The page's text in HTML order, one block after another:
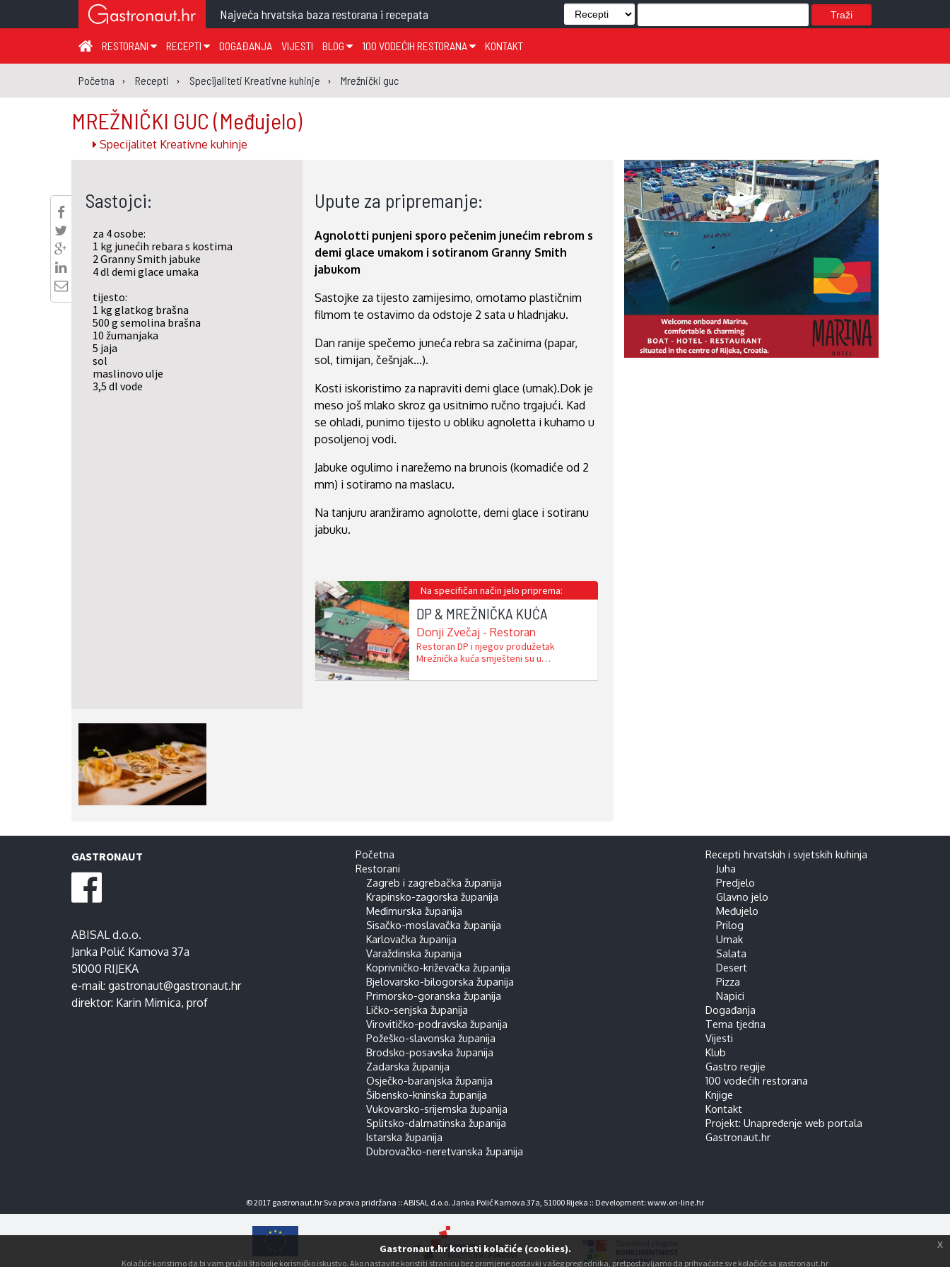
Najveća hrvatska baza restorana i recepata Traži
RESTORANI
ZAGREB I ZAGREBAČKA ŽUPANIJA
KRAPINSKO-ZAGORSKA ŽUPANIJA
MEĐIMURSKA ŽUPANIJA
SISAČKO-MOSLAVAČKA ŽUPANIJA
KARLOVAČKA ŽUPANIJA
KOPRIVNIČKO-KRIŽEVAČKA ŽUPANIJA
VIROVITIČKO-PODRAVSKA ŽUPANIJA
POŽEŠKO-SLAVONSKA ŽUPANIJA
OSJEČKO-BARANJSKA ŽUPANIJA
ŠIBENSKO-KNINSKA ŽUPANIJA
VUKOVARSKO-SRIJEMSKA ŽUPANIJA
ISTARSKA ŽUPANIJA
DUBROVAČKO-NERETVANSKA ŽUPANIJA
RECEPTI
JUHA
PREDJELO
GLAVNO JELO
MEĐUJELO
PRILOG
SALATA
DOGAĐANJA VIJESTI BLOG
TEMA TJEDNA
KLUB
GASTRO REGIJE
100 VODEĆIH RESTORANA
GLASANJE
KONTAKT
Početna Recepti Specijaliteti Kreativne kuhinje Mrežnički guc
MREŽNIČKI GUC (Međujelo)
Specijalitet Kreativne kuhinje
Sastojci:
za 4 osobe:
1 kg junećih rebara s kostima
2 Granny Smith jabuke
4 dl demi glace umaka
tijesto:
1 kg glatkog brašna
500 g semolina brašna
10 žumanjaka
5 jaja
sol
maslinovo ulje
3,5 dl vode
Upute za pripremanje:
Agnolotti punjeni sporo pečenim junećim rebrom s
demi glace umakom i sotiranom Granny Smith
jabukom
Sastojke za tijesto zamijesimo, omotamo plastičnim
filmom te ostavimo da odstoje 2 sata u hladnjaku.
Dan ranije spečemo juneća rebra sa začinima (papar,
sol, timijan, češnjak...).
Kosti iskoristimo za napraviti demi glace (umak).Dok je
meso još mlako skroz ga usitnimo ručno trgajući. Kad
se ohladi, punimo tijesto u obliku agnoletta i kuhamo u
posoljenoj vodi.
Jabuke ogulimo i narežemo na brunois (komadiće od 2
mm) i sotiramo na maslacu.
Na tanjuru aranžiramo agnolotte, demi glace i sotiranu
jabuku.
Na specifičan način jelo priprema:
DP & MREŽNIČKA KUĆA
Donji Zvečaj - Restoran
Restoran DP i njegov produžetak
Mrežnička kuća smješteni su u
Rese na obalama prekrasne rijeke
GASTRONAUT
ABISAL d.o.o.
Janka Polić Kamova 37a
51000 RIJEKA
e-mail: gastronaut@gastronaut.hr
direktor: Karin Mimica, prof
Početna
Restorani
Zagreb i zagrebačka županija
Krapinsko-zagorska županija
Međimurska županija
Sisačko-moslavačka županija
Karlovačka županija
Varaždinska županija
Koprivničko-križevačka županija
Bjelovarsko-bilogorska županija
Primorsko-goranska županija
Ličko-senjska županija
Virovitičko-podravska županija
Požeško-slavonska županija
Brodsko-posavska županija
Zadarska županija
Osječko-baranjska županija
Šibensko-kninska županija
Vukovarsko-srijemska županija
Splitsko-dalmatinska županija
Istarska županija
Dubrovačko-neretvanska županija
Recepti hrvatskih i svjetskih kuhinja
Juha
Predjelo
Glavno jelo
Međujelo
Prilog
Umak
Salata
Desert
Pizza
Napici
Događanja
Tema tjedna
Vijesti
Klub
Gastro regije
100 vodećih restorana
Knjige
Kontakt
Projekt: Unapređenje web portala
Gastronaut.hr
© 2017 gastronaut.hr Sva prava pridržana :: ABISAL d.o.o. Janka Polić Kamova 37a, 51000 Rijeka :: Development: www.on-line.hr
Gastronaut.hr koristi kolačiće (cookies).
Kolačiće koristimo da bi vam pružili što bolje korisničko iskustvo. Ako nastavite koristiti stranicu bez promjene postavki vašeg preglednika, pretpostavljamo da prihvaćate sve kolačiće sa gastronaut.hr
x